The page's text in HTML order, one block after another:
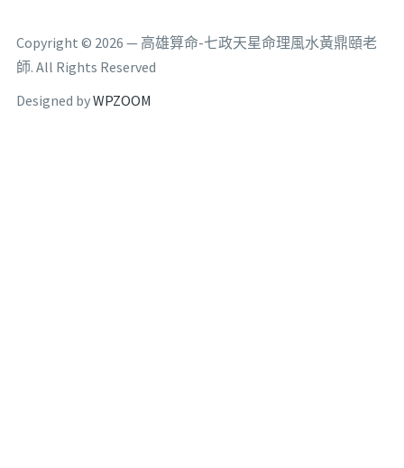
Copyright © 2026 — 高雄算命-七政天星命理風水黃鼎頤老
師. All Rights Reserved
Designed byWPZOOM